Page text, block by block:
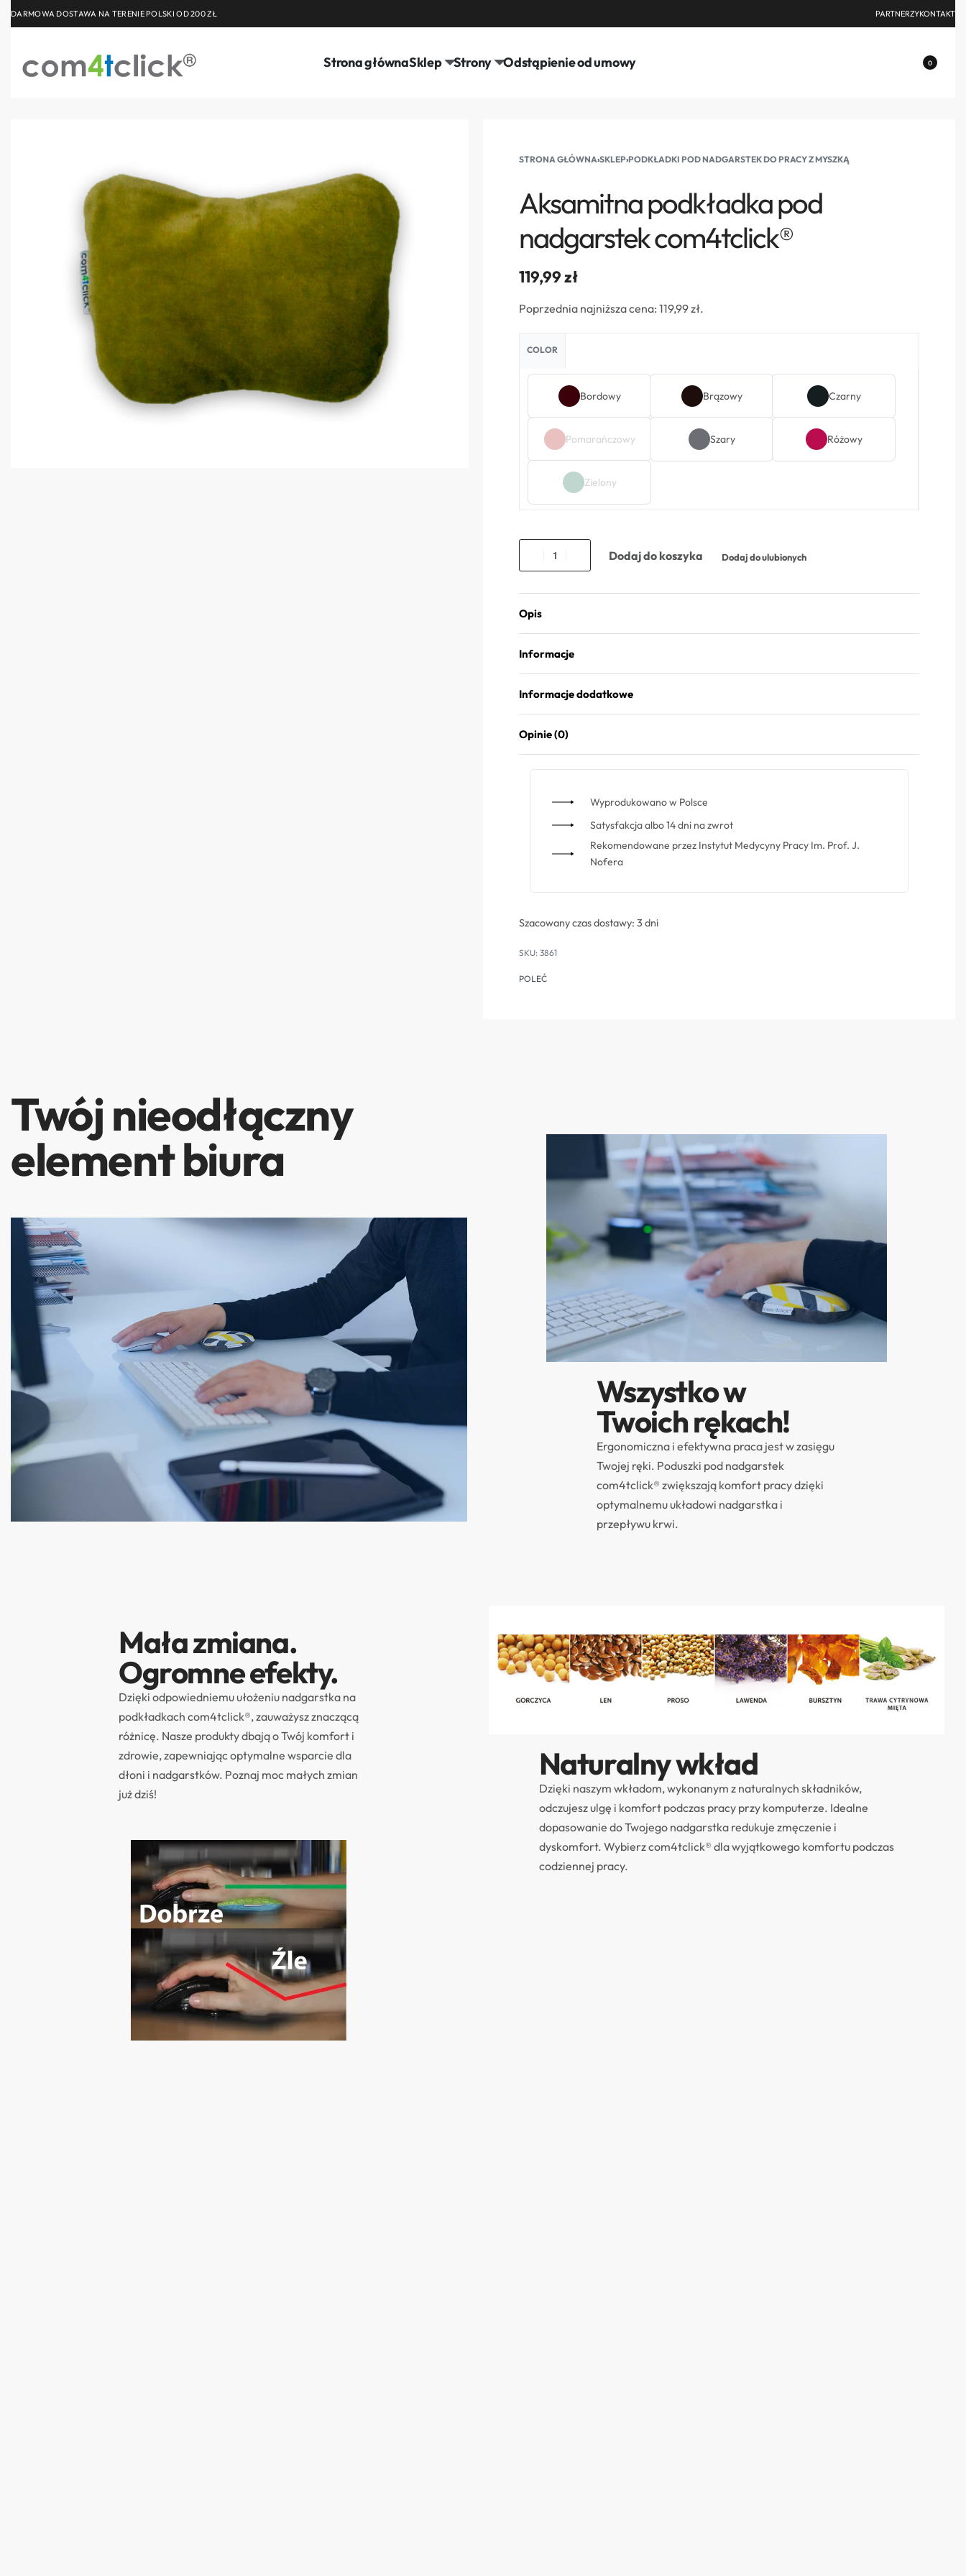
DARMOWA DOSTAWA NA TERENIE POLSKI OD 200 ZŁ PARTNERZYKONTAKT
Strona głównaSklep Strony Odstąpienie od umowy 0
STRONA GŁÓWNA›SKLEP›PODKŁADKI POD NADGARSTEK DO PRACY Z MYSZKĄ
Aksamitna podkładka pod
nadgarstek com4tclick®
119,99zł
Poprzednia najniższa cena: 119,99zł.
COLOR
Bordowy Brązowy Czarny
Pomarańczowy Szary Różowy
Zielony
Dodaj do koszyka Dodaj do ulubionych
Opis
Informacje
Informacje dodatkowe
Opinie (0)
Wyprodukowano w Polsce
Satysfakcja albo 14 dni na zwrot
Rekomendowane przez Instytut Medycyny Pracy Im. Prof. J.
Nofera
Szacowany czas dostawy: 3 dni
3861
POLEĆ
Twój nieodłączny
element biura
Wszystko w
Twoich rękach!
Ergonomiczna i efektywna praca jest w zasięgu
Twojej ręki. Poduszki pod nadgarstek
com4tclick® zwiększają komfort pracy dzięki
optymalnemu układowi nadgarstka i
przepływu krwi.
Mała zmiana.
Ogromne efekty.
Dzięki odpowiedniemu ułożeniu nadgarstka na
podkładkach com4tclick®, zauważysz znaczącą
różnicę. Nasze produkty dbają o Twój komfort i
zdrowie, zapewniając optymalne wsparcie dla
dłoni i nadgarstków. Poznaj moc małych zmian
już dziś!
Naturalny wkład
Dzięki naszym wkładom, wykonanym z naturalnych składników,
odczujesz ulgę i komfort podczas pracy przy komputerze. Idealne
dopasowanie do Twojego nadgarstka redukuje zmęczenie i
dyskomfort. Wybierz com4tclick® dla wyjątkowego komfortu podczas
codziennej pracy.